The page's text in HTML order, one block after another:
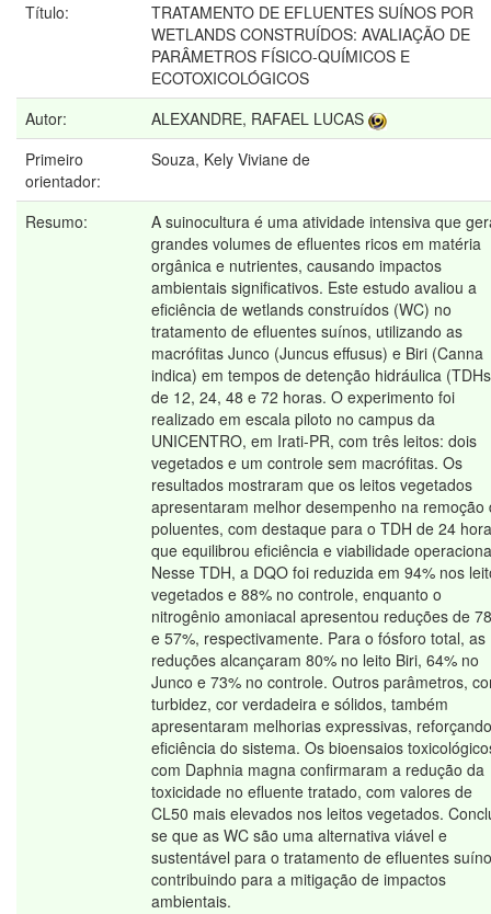
Título:
TRATAMENTO DE EFLUENTES SUÍNOS POR
WETLANDS CONSTRUÍDOS: AVALIAÇÃO DE
PARÂMETROS FÍSICO-QUÍMICOS E
ECOTOXICOLÓGICOS
Autor:
ALEXANDRE, RAFAEL LUCAS
Primeiro
orientador:
Souza, Kely Viviane de
Resumo:
A suinocultura é uma atividade intensiva que
grandes volumes de efluentes ricos em matéria
orgânica e nutrientes, causando impactos
ambientais significativos. Este estudo avaliou a
eficiência de wetlands construídos (WC) no
tratamento de efluentes suínos, utilizando as
macrófitas Junco (Juncus effusus) e Biri (Canna
indica) em tempos de detenção hidráulica
de 12, 24, 48 e 72 horas. O experimento foi
realizado em escala piloto no campus da
UNICENTRO, em Irati-PR, com três leitos: dois
vegetados e um controle sem macrófitas. Os
resultados mostraram que os leitos vegetados
apresentaram melhor desempenho na remoção
poluentes, com destaque para o TDH de 24
que equilibrou eficiência e viabilidade
Nesse TDH, a DQO foi reduzida em 94% nos
vegetados e 88% no controle, enquanto o
nitrogênio amoniacal apresentou reduções de
e 57%, respectivamente. Para o fósforo total, as
reduções alcançaram 80% no leito Biri, 64% no
Junco e 73% no controle. Outros parâmetros,
turbidez, cor verdadeira e sólidos, também
apresentaram melhorias expressivas,
eficiência do sistema. Os bioensaios
com Daphnia magna confirmaram a redução da
toxicidade no efluente tratado, com valores de
CL50 mais elevados nos leitos vegetados.
se que as WC são uma alternativa viável e
sustentável para o tratamento de efluentes
contribuindo para a mitigação de impactos
ambientais.